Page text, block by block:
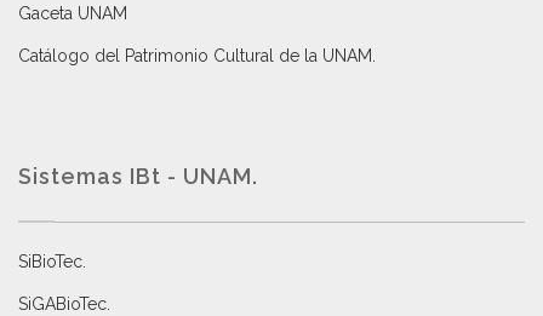
Gaceta UNAM
Catálogo del Patrimonio Cultural de la UNAM.
Sistemas IBt - UNAM.
SiBioTec
SiGABioTec.